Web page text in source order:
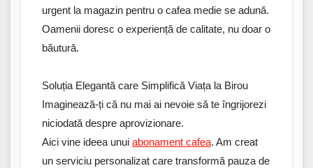
urgent la magazin pentru o cafea medie se adună.
Oamenii doresc o experiență de calitate, nu doar o
băutură.
Soluția Elegantă care Simplifică Viața la Birou
Imaginează-ți că nu mai ai nevoie să te îngrijorezi
niciodată despre aprovizionare.
Aici vine ideea unui abonament cafea. Am creat
un serviciu personalizat care transformă pauza de